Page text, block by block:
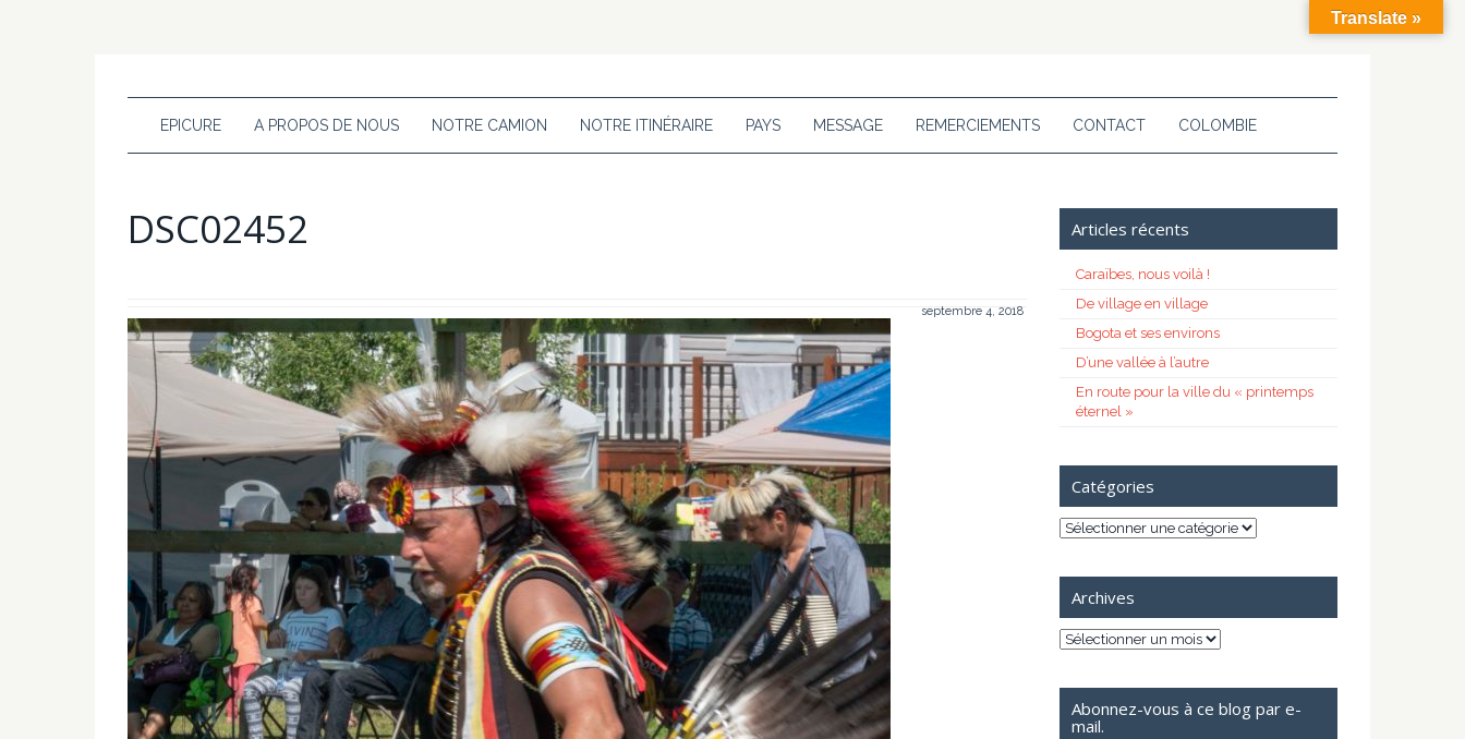
EPICURE A PROPOS DE NOUS NOTRE CAMION NOTRE ITINÉRAIRE PAYS MESSAGE REMERCIEMENTS CONTACT COLOMBIE
DSC02452
septembre 4, 2018
Articles récents
Caraïbes, nous voilà !
De village en village
Bogota et ses environs
D’une vallée à l’autre
En route pour la ville du « printemps
éternel »
Catégories
Catégories
Archives
Archives
Abonnez-vous à ce blog par e-
mail.
Translate »